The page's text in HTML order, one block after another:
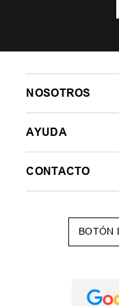
NOSOTROS
AYUDA
CONTACTO
BOTÓN